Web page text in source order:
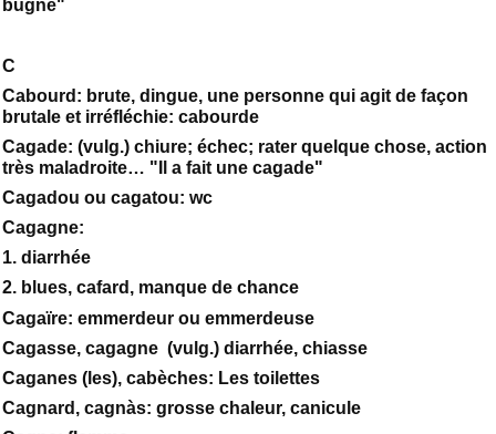
bugné"
C
Cabourd: brute, dingue, une personne qui agit de façon
brutale et irréfléchie: cabourde
Cagade: (vulg.) chiure; échec; rater quelque chose, action
très maladroite… "Il a fait une cagade"
Cagadou ou cagatou: wc
Cagagne:
1. diarrhée
2. blues, cafard, manque de chance
Cagaïre: emmerdeur ou emmerdeuse
Cagasse, cagagne (vulg.) diarrhée, chiasse
Caganes (les), cabèches: Les toilettes
Cagnard, cagnàs: grosse chaleur, canicule